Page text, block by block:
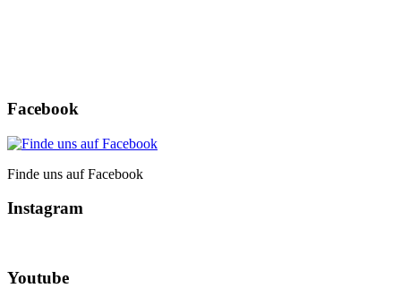
Facebook
Finde uns auf Facebook
Instagram
Youtube